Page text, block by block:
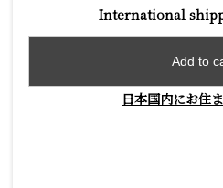
International
Add to
日本国内にお住